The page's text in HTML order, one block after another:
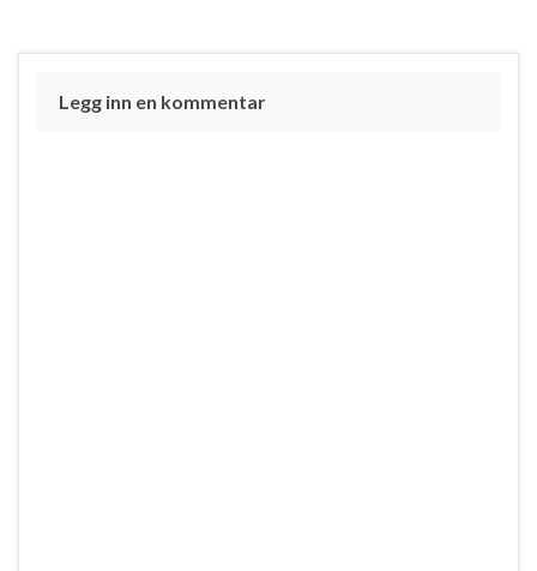
Legg inn en kommentar